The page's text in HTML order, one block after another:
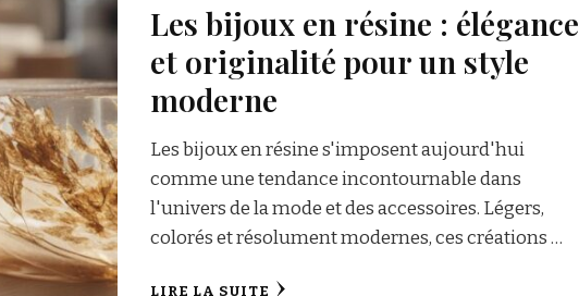
Les bijoux en résine : élégance
et originalité pour un style
moderne
Les bijoux en résine s'imposent aujourd'hui
comme une tendance incontournable dans
l'univers de la mode et des accessoires. Légers,
colorés et résolument modernes, ces créations …
LIRE LA SUITE